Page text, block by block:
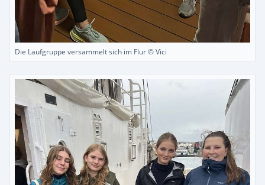
Die Laufgruppe versammelt sich im Flur © Vici